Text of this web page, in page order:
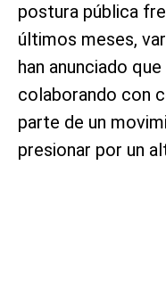
postura pública
últimos meses,
han anunciado
colaborando con
parte de un
presionar por un